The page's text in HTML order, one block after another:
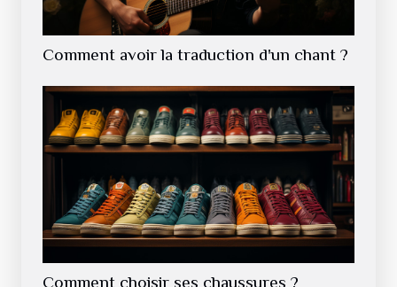
Comment avoir la traduction d'un chant ?
Comment choisir ses chaussures ?